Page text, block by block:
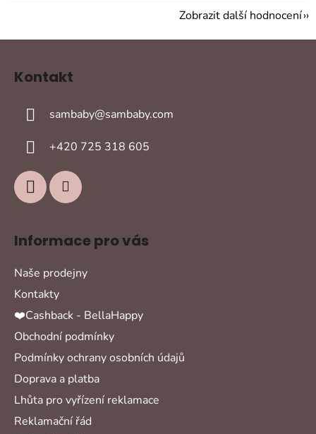
Zobrazit další hodnocení
Kontakt
sambaby@sambaby.com
+420 725 318 605
Informace pro vás
Naše prodejny
Kontakty
❤️Cashback - BellaHappy
Obchodní podmínky
Podmínky ochrany osobních údajů
Doprava a platba
Lhůta pro vyřízení reklamace
Reklamační řád